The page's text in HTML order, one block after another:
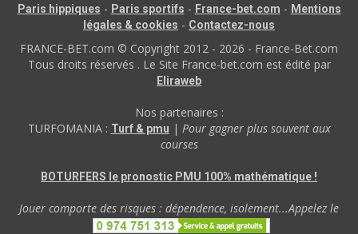
Paris hippiques - Paris sportifs - France-bet.com - Mentions
légales & cookies - Contactez-nous
FRANCE-BET.com © Copyright 2012 - 2026 - France-Bet.com
Tous droits réservés . Le Site France-bet.com est édité par
Eliraweb
Nos partenaires :
TURFOMANIA : Turf & pmu | Pour gagner plus souvent aux
courses
BOTURFERS le pronostic PMU 100% mathématique !
Jouer comporte des risques : dépendence, isolement...Appelez le